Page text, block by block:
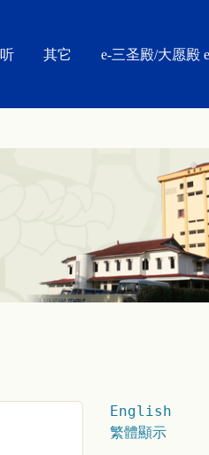
其它 e-三圣殿/大愿殿
English
繁體顯示